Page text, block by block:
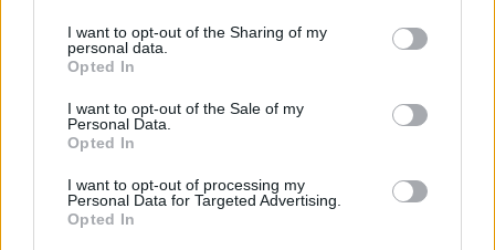
I want to opt-out of the Sharing of my
personal data.
Opted In
I want to opt-out of the Sale of my
Personal Data.
Opted In
I want to opt-out of processing my
Personal Data for Targeted Advertising.
Opted In
του ΠΑΣΟΚ. Δεν εξηγούνται αλλιώς οι λεκτικές
πιρουέτες του κ. Μαρινάκη και το άγχος που τον
διακατείχε στη σημερινή ενημέρωση των
πολιτικών συντακτών», αναφέρει το ΠΑΣΟΚ, σε
ανακοίνωσή του σχετικά με τις δηλώσεις του
κυβερνητικού εκπροσώπου.
ΠΕΡΙΣΣΌΤΕΡΑ ...